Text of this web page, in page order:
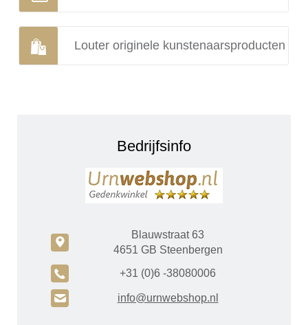
Louter originele kunstenaarsproducten
Bedrijfsinfo
c
Blauwstraat 63
4651 GB Steenbergen
A +31 (0)6 -38080006
H info@urnwebshop.nl